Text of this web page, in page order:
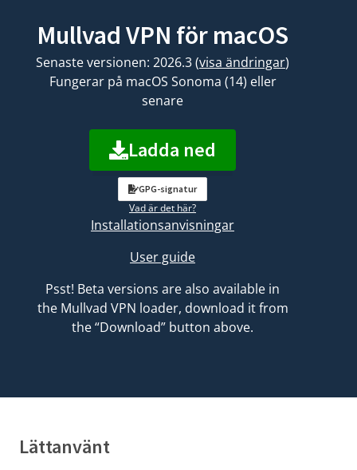
Mullvad VPN för macOS
Senaste versionen: 2026.3(visa ändringar)
Fungerar på macOS Sonoma (14) eller
senare
Ladda ned
GPG-signatur
Vad är det här?
Installationsanvisningar
User guide
Psst! Beta versions are also available in
the Mullvad VPN loader, download it from
the “Download” button above.
Lättanvänt